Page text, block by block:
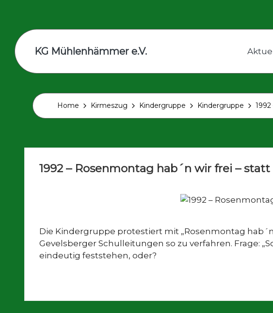
content
KG Mühlenhämmer e.V.
sind
der
schrägsten
Europa
Home Kirmeszug Kindergruppe Kindergruppe
1992 – Rosenmontag hab´n wir frei –
Die Kindergruppe protestiert mit „Rosenmontag
Gevelsberger Schulleitungen so zu verfahren. Frage:
eindeutig feststehen, oder?